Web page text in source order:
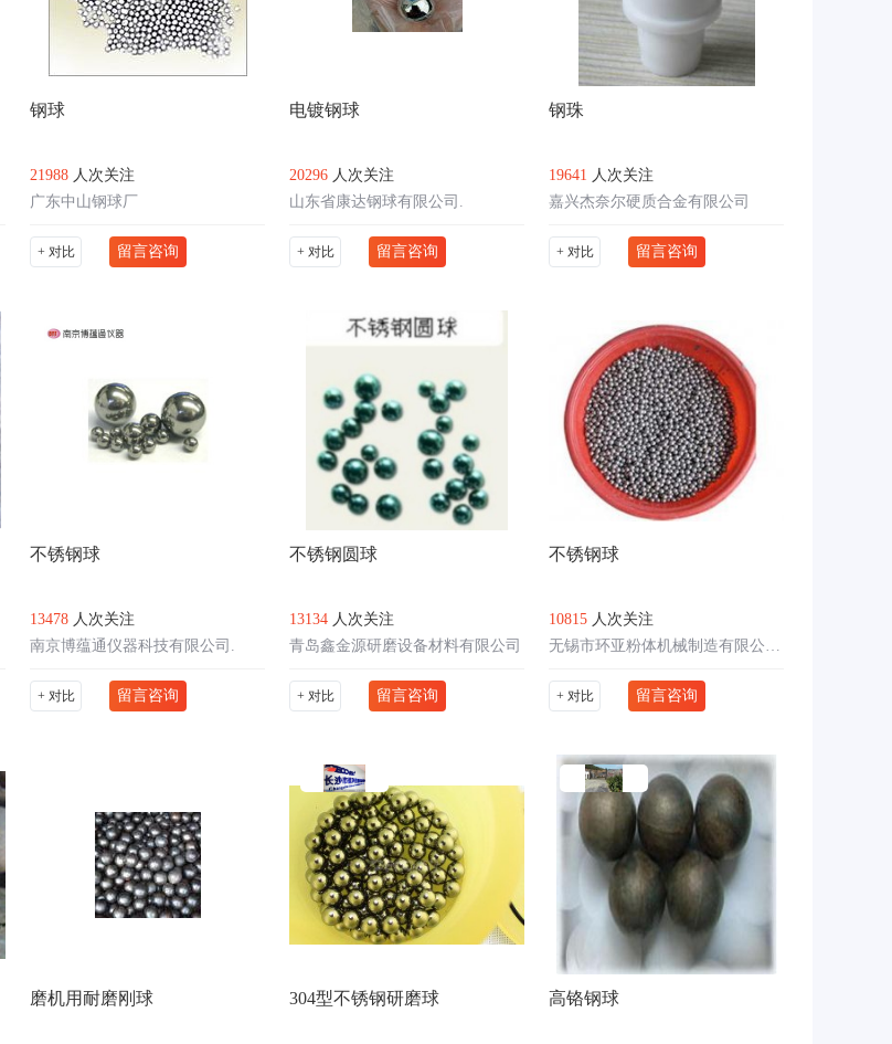
钢球
21988 人次关注
广东中山钢球厂
+ 对比 留言咨询
电镀钢球
20296 人次关注
山东省康达钢球有限公司.
+ 对比 留言咨询
钢珠
19641 人次关注
嘉兴杰奈尔硬质合金有限公司
+ 对比 留言咨询
不锈钢球
13478 人次关注
南京博蕴通仪器科技有限公司.
+ 对比 留言咨询
不锈钢圆球
13134 人次关注
青岛鑫金源研磨设备材料有限公司
+ 对比 留言咨询
不锈钢球
10815 人次关注
+ 对比 留言咨询
磨机用耐磨刚球 304型不锈钢研磨球 高铬钢球